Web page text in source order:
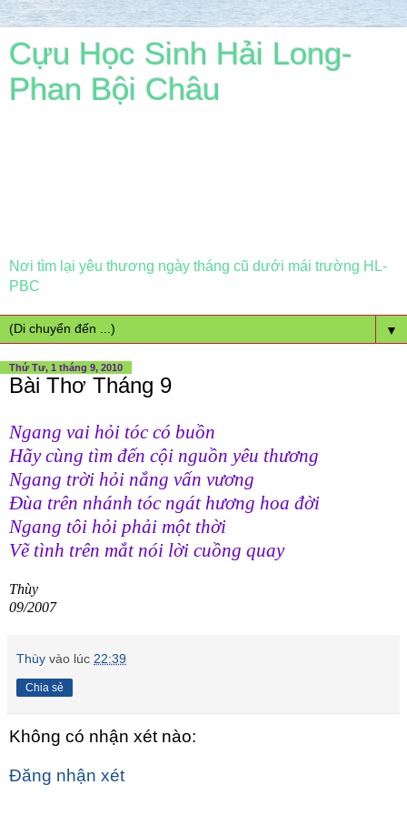
Cựu Học Sinh Hải Long-
Phan Bội Châu
Nơi tìm lại yêu thương ngày tháng cũ dưới mái trường HL-
PBC
▼
Thứ Tư, 1 tháng 9, 2010
Bài Thơ Tháng 9
Ngang vai hỏi tóc có buồn
Hãy cùng tìm đến cội nguồn yêu thương
Ngang trời hỏi nắng vấn vương
Đùa trên nhánh tóc ngát hương hoa đời
Ngang tôi hỏi phải một thời
Vẽ tình trên mắt nói lời cuồng quay
Thùy
09/2007
Thùy vào lúc 22:39
Chia sẻ
Không có nhận xét nào:
Đăng nhận xét